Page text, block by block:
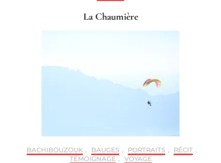
La Chaumière
BACHIBOUZOUK , BAUGES , PORTRAITS , RÉCIT ,
TÉMOIGNAGE , VOYAGE